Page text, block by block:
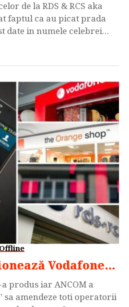
de la RDS & RCS aka
faptul ca au picat prada
date in numele celebrei
in industria de profil iar
simplu, practic
diverse concursuri […]
Vodafone…
produs iar ANCOM a
amendeze toti operatorii